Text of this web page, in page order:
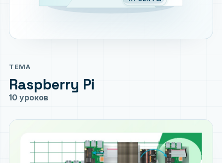
ТЕМА
Raspberry Pi
10 уроков